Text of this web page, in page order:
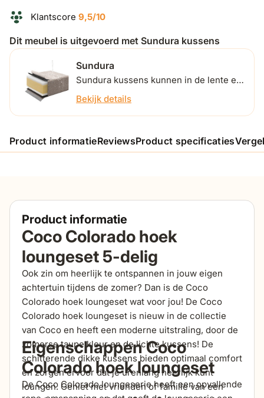
Klantscore 9,5/10
Dit meubel is uitgevoerd met Sundura kussens
Sundura
Sundura kussens kunnen in de lente en
zomer buiten blijven liggen. Ontdek
Bekijk details
Product informatieReviewsProduct specificaties
Product informatie
Coco Colorado hoek
loungeset 5-delig
Ook zin om heerlijk te ontspannen in jouw eigen
achtertuin tijdens de zomer? Dan is de Coco
Colorado hoek loungeset wat voor jou! De Coco
Colorado hoek loungeset is nieuw in de collectie
van Coco en heeft een moderne uitstraling, door de
zomerse taupe kleur en de lichte kussens! De
schitterende dikke kussens bieden optimaal comfort
en zorgen ervoor dat je urenlang heerlijk kunt
loungen. Geniet met vrienden of familie van een
Eigenschappen Coco
Colorado hoek loungeset
De Coco Colorado loungeserie heeft een opvallende